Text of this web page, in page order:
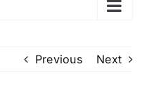
Previous Next